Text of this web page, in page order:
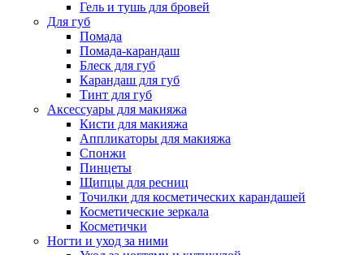
Гель и тушь для бровей
Для губ
Помада
Помада-карандаш
Блеск для губ
Карандаш для губ
Тинт для губ
Аксессуары для макияжа
Кисти для макияжа
Аппликаторы для макияжа
Спонжи
Пинцеты
Щипцы для ресниц
Точилки для косметических карандашей
Косметические зеркала
Косметички
Ногти и уход за ними